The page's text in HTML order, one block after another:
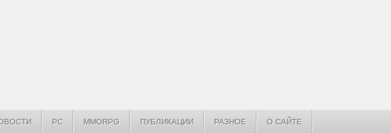
PC MMORPG ПУБЛИКАЦИИ РАЗНОЕ О САЙТЕ